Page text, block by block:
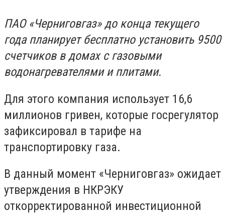
ПАО «Черниговгаз» до конца текущего
года планирует бесплатно установить 9500
счетчиков в домах с газовыми
водонагревателями и плитами.
Для этого компания использует 16,6
миллионов гривен, которые госрегулятор
зафиксировал в тарифе на
транспортировку газа.
В данный момент «Черниговгаз» ожидает
утверждения в НКРЭКУ
откорректированной инвестиционной